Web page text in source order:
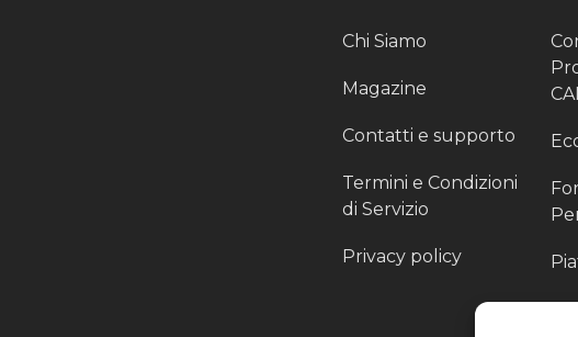
Chi Siamo
Magazine
Contatti e supporto
Termini e Condizioni
di Servizio
Privacy policy